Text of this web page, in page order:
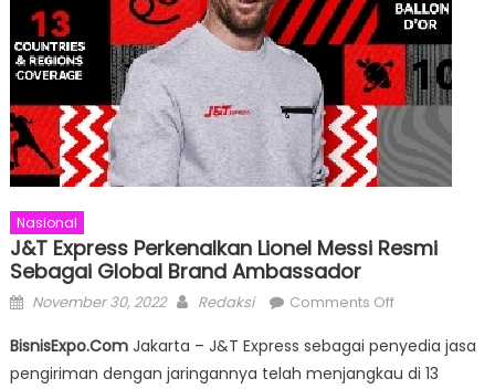
Nasional
J&T Express Perkenalkan Lionel Messi Resmi
Sebagai Global Brand Ambassador
Posted
November 30, 2022 Author
Redaksi Comments Offon
Express
Perkenalkan
BisnisExpo.ComJakarta – J&T Express sebagai penyedia jasa
pengiriman dengan jaringannya telah menjangkau di 13